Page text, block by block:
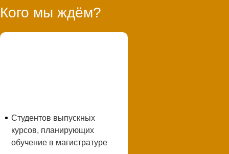
Кого мы ждём?
Студентов выпускных
курсов, планирующих
обучение в магистратуре